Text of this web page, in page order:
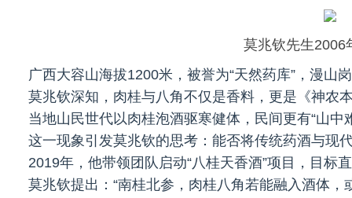
莫兆钦先生2006
广西大容山海拔1200米，被誉为“天然药库”，漫山
莫兆钦深知，肉桂与八角不仅是香料，更是《神农
当地山民世代以肉桂泡酒驱寒健体，民间更有“山
这一现象引发莫兆钦的思考：能否将传统药酒与现
2019年，他带领团队启动“八桂天香酒”项目，目标
莫兆钦提出：“南桂北参，肉桂八角若能融入酒体